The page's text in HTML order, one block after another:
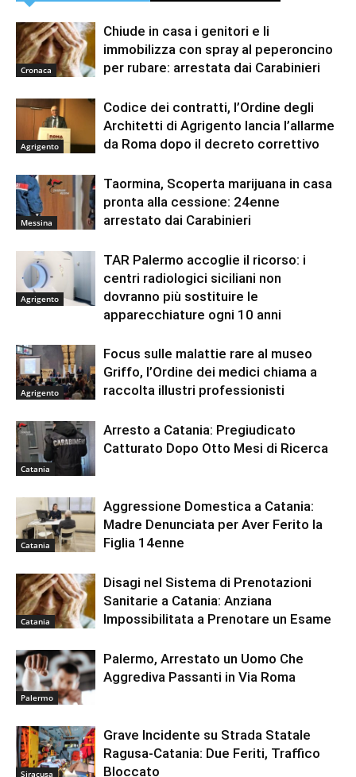
Cronaca
Chiude in casa i genitori e li
immobilizza con spray al peperoncino
per rubare: arrestata dai Carabinieri
Agrigento
Codice dei contratti, l’Ordine degli
Architetti di Agrigento lancia l’allarme
da Roma dopo il decreto correttivo
Messina
Taormina, Scoperta marijuana in casa
pronta alla cessione: 24enne
arrestato dai Carabinieri
Agrigento
TAR Palermo accoglie il ricorso: i
centri radiologici siciliani non
dovranno più sostituire le
apparecchiature ogni 10 anni
Agrigento
Focus sulle malattie rare al museo
Griffo, l’Ordine dei medici chiama a
raccolta illustri professionisti
Catania
Arresto a Catania: Pregiudicato
Catturato Dopo Otto Mesi di Ricerca
Catania
Aggressione Domestica a Catania:
Madre Denunciata per Aver Ferito la
Figlia 14enne
Catania
Disagi nel Sistema di Prenotazioni
Sanitarie a Catania: Anziana
Impossibilitata a Prenotare un Esame
Palermo
Palermo, Arrestato un Uomo Che
Aggrediva Passanti in Via Roma
Siracusa
Grave Incidente su Strada Statale
Ragusa-Catania: Due Feriti, Traffico
Bloccato